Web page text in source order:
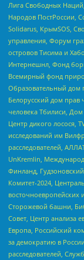
Лига Свободных
Народов ПостРоссии,
Solidarus, КрымSOS,
управления, Форум
островов Тисима и
Интернешнл, Фонд
Всемирный фонд
Образовательный дом
Белорусский дом прав
человека Тбилиси,
Центр дикого лосося,
исследований им
расследователей,
UnKremlin,
Финланд,
Комитет-2024,
восточноевропейских
Сторожевой башни,
Совет, Центр анализа
Европа, Российский
за демократию в
расследователей,